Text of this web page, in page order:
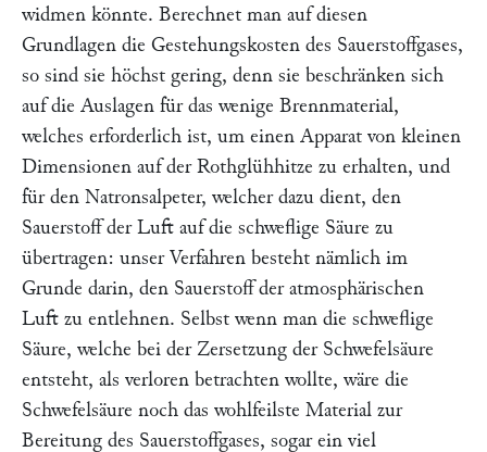
widmen könnte. Berechnet man auf diesen
Grundlagen die Gestehungskosten des Sauerstoffgases,
so sind sie höchst gering, denn sie beschränken sich
auf die Auslagen für das wenige Brennmaterial,
welches erforderlich ist, um einen Apparat von kleinen
Dimensionen auf der Rothglühhitze zu erhalten, und
für den Natronsalpeter, welcher dazu dient, den
Sauerstoff der Luft auf die schweflige Säure zu
übertragen: unser Verfahren besteht nämlich im
Grunde darin, den Sauerstoff der atmosphärischen
Luft zu entlehnen. Selbst wenn man die schweflige
Säure, welche bei der Zersetzung der Schwefelsäure
entsteht, als verloren betrachten wollte, wäre die
Schwefelsäure noch das wohlfeilste Material zur
Bereitung des Sauerstoffgases, sogar ein viel